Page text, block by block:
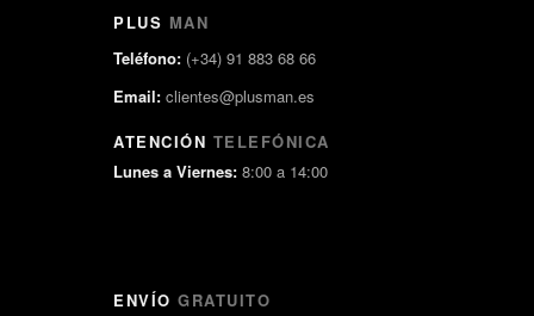
PLUS MAN
Teléfono: (+34) 91 883 68 66
Email: clientes@plusman.es
ATENCIÓN TELEFÓNICA
Lunes a Viernes: 8:00 a 14:00
ENVÍO GRATUITO